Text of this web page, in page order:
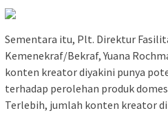
Sementara itu, Plt. Direktur
Kemenekraf/Bekraf, Yuana
konten kreator diyakini punya
terhadap perolehan produk
Terlebih, jumlah konten kreator